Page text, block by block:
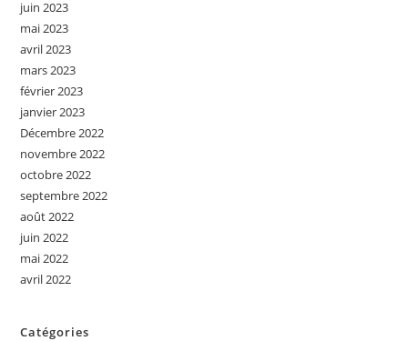
juin 2023
mai 2023
avril 2023
mars 2023
février 2023
janvier 2023
Décembre 2022
novembre 2022
octobre 2022
septembre 2022
août 2022
juin 2022
mai 2022
avril 2022
Catégories